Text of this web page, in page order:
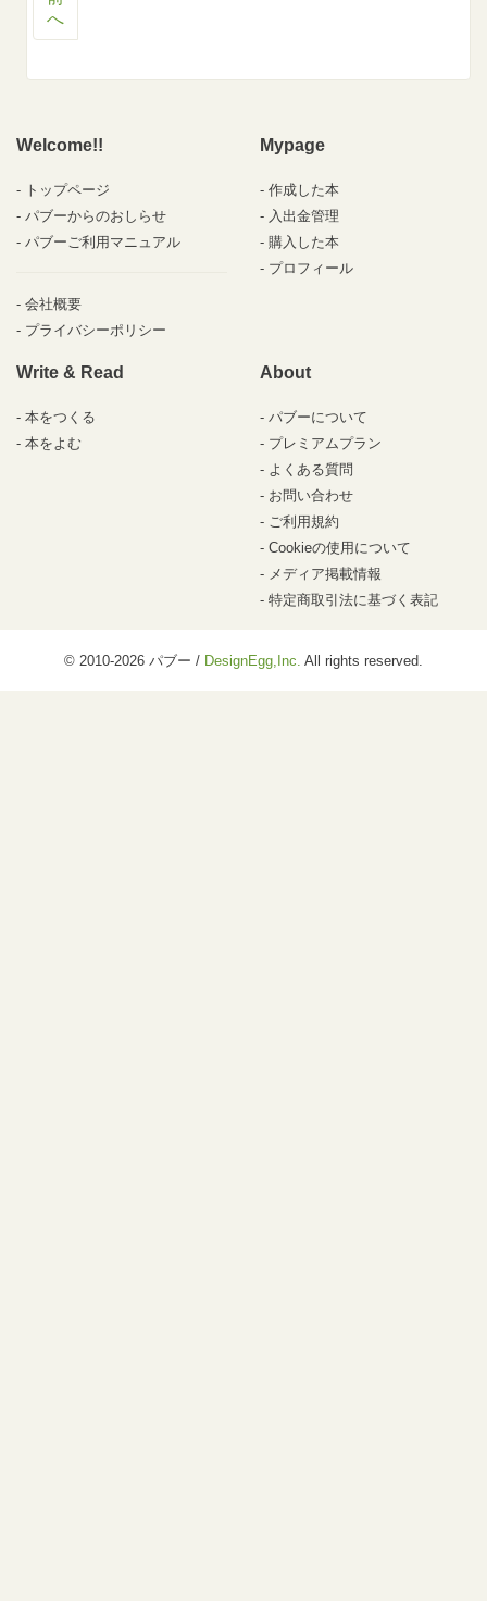
へ
Welcome!!
トップページ
パブーからのおしらせ
パブーご利用マニュアル
会社概要
プライバシーポリシー
Mypage
作成した本
入出金管理
購入した本
プロフィール
Write & Read
本をつくる
本をよむ
About
パブーについて
プレミアムプラン
よくある質問
お問い合わせ
ご利用規約
Cookieの使用について
メディア掲載情報
特定商取引法に基づく表記
© 2010-2026 パブー / DesignEgg,Inc. All rights reserved.